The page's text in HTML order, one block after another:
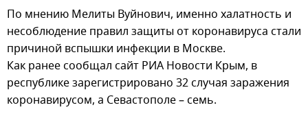
По мнению Мелиты Вуйнович, именно халатность и
несоблюдение правил защиты от коронавируса стали
причиной вспышки инфекции в Москве.
Как ранее сообщал сайт РИА Новости Крым, в
республике зарегистрировано 32 случая заражения
коронавирусом, а Севастополе – семь.